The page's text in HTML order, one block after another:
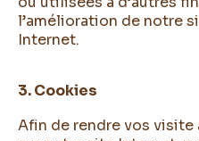
l’amélioration de notre
Internet.
3. Cookies
Afin de rendre vos visite